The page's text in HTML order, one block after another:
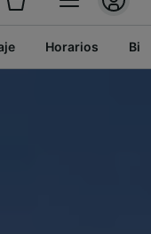
Horarios